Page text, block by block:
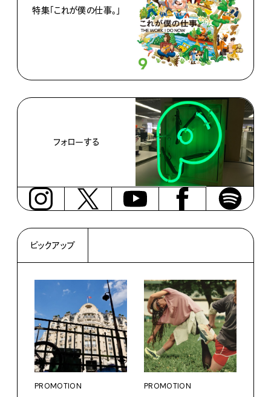
特集「これが僕の仕事。」
フォローする
ピックアップ
PROMOTION PROMOTION